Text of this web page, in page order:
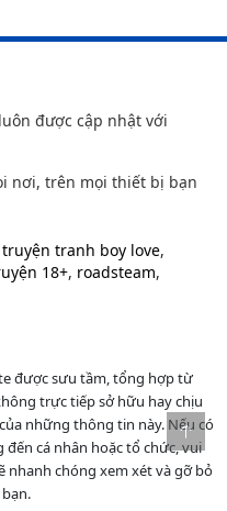
được cập nhật với
nơi, trên mọi thiết bị bạn
truyện tranh boy love,
18+, roadsteam,
được sưu tầm, tổng hợp từ
trực tiếp sở hữu hay chịu
những thông tin này. Nếu có
cá nhân hoặc tổ chức, vui
nhanh chóng xem xét và gỡ bỏ